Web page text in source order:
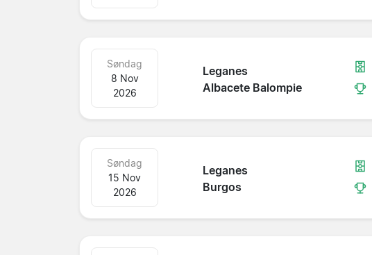
Leganes
Albacete Balompie
Søndag
8 Nov
2026
Leganes
Burgos
Søndag
15 Nov
2026